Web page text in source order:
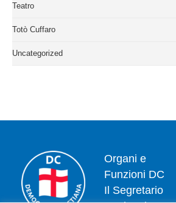
Teatro
Totò Cuffaro
Uncategorized
Organi e
Funzioni DC
Il Segretario